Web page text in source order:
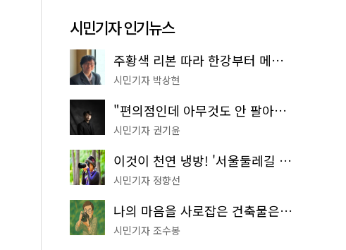
시민기자 인기뉴스
주황색 리본 따라 한강부터 메타세쿼이아 숲길까지…서울둘레길 15코스
시민기자 박상현
"편의점인데 아무것도 안 팔아요" 서울에서 가장 특별한 편의점의 정체
시민기자 권기윤
이것이 천연 냉방! '서울둘레길 9코스'로 숲속 피서 떠나볼까
시민기자 정향선
나의 마음을 사로잡은 건축물은? '서울시 건축상' 수상작 공개!
시민기자 조수봉